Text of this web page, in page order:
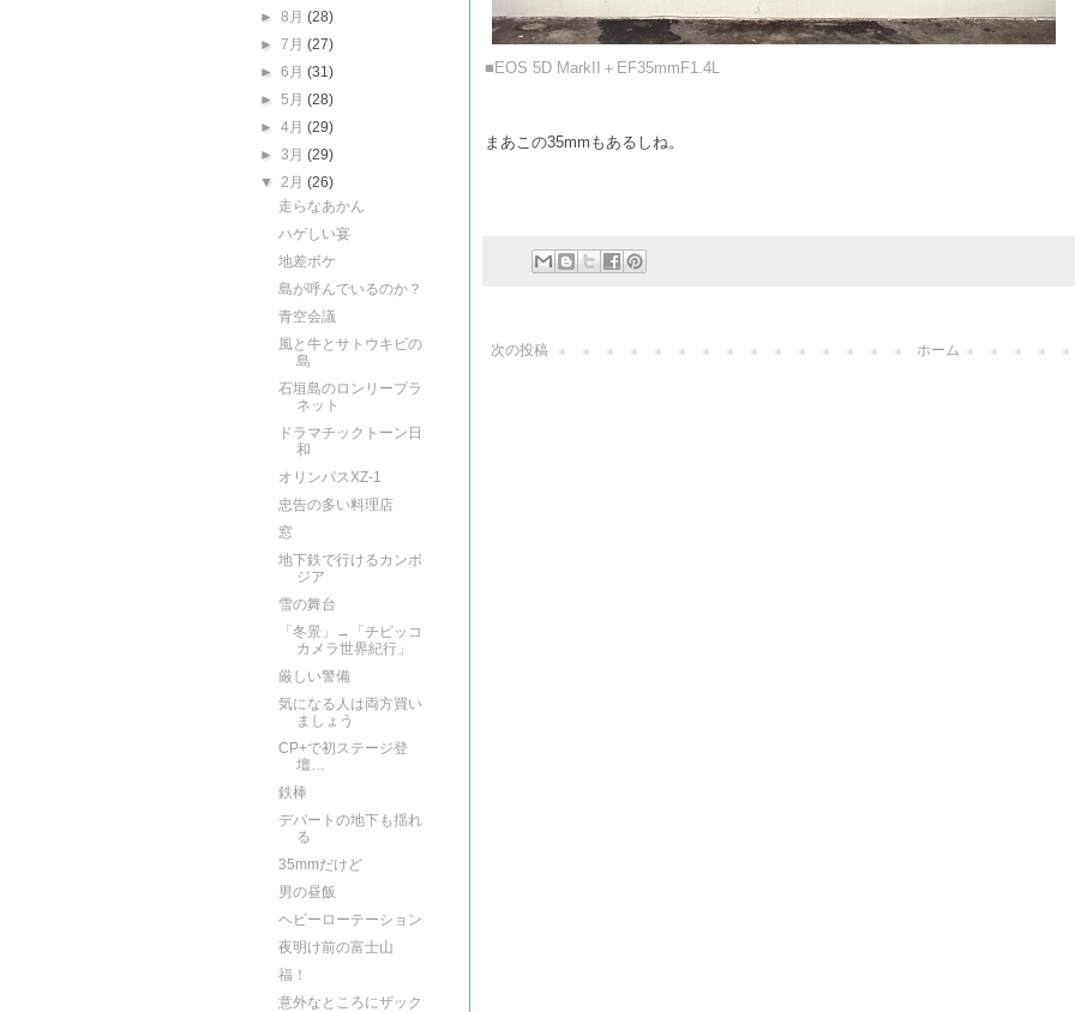
■EOS 5D MarkII＋EF35mmF1.4L
まあこの35mmもあるしね。
次の投稿 ホーム
►8月(28)
►7月(27)
►6月(31)
►5月(28)
►4月(29)
►3月(29)
▼2月(26)
走らなあかん
ハゲしい宴
地差ボケ
島が呼んでいるのか？
青空会議
風と牛とサトウキビの
島
石垣島のロンリープラ
ネット
ドラマチックトーン日
和
オリンパスXZ-1
忠告の多い料理店
窓
地下鉄で行けるカンボ
ジア
雪の舞台
「冬景」→「チビッコ
カメラ世界紀行」
厳しい警備
気になる人は両方買い
ましょう
CP+で初ステージ登
壇…
鉄棒
デパートの地下も揺れ
る
35mmだけど
男の昼飯
ヘビーローテーション
夜明け前の富士山
福！
意外なところにザック